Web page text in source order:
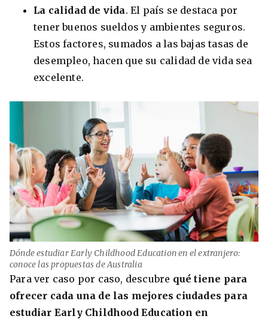
+30 Summer English for Professionals en
La calidad de vida. El país se destaca por
tener buenos sueldos y ambientes seguros.
Estos factores, sumados a las bajas tasas de
desempleo, hacen que su calidad de vida sea
excelente.
Dónde estudiar Early Childhood Education en el extranjero:
conoce las propuestas de Australia
Para ver caso por caso, descubre qué tiene para
ofrecer cada una de las mejores ciudades para
estudiar Early Childhood Education en